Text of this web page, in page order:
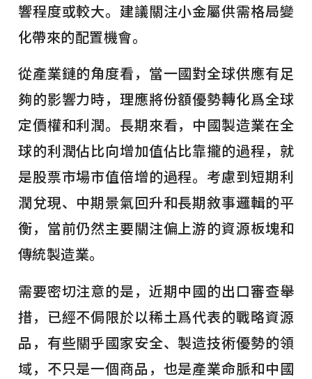
響程度或較大。建議關注小金屬供需格局變
化帶來的配置機會。
從產業鏈的角度看，當一國對全球供應有足
夠的影響力時，理應將份額優勢轉化爲全球
定價權和利潤。長期來看，中國製造業在全
球的利潤佔比向增加值佔比靠攏的過程，就
是股票市場市值倍增的過程。考慮到短期利
潤兌現、中期景氣回升和長期敘事邏輯的平
衡，當前仍然主要關注偏上游的資源板塊和
傳統製造業。
需要密切注意的是，近期中國的出口審查舉
措，已經不侷限於以稀土爲代表的戰略資源
品，有些關乎國家安全、製造技術優勢的領
域，不只是一個商品，也是產業命脈和中國